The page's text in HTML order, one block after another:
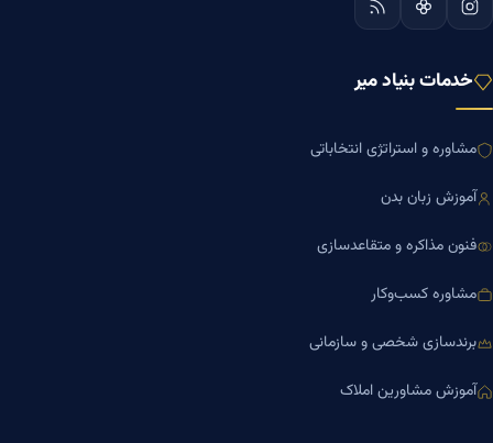
خدمات بنیاد میر
مشاوره و استراتژی انتخاباتی
آموزش زبان بدن
فنون مذاکره و متقاعدسازی
مشاوره کسب‌وکار
برندسازی شخصی و سازمانی
آموزش مشاورین املاک